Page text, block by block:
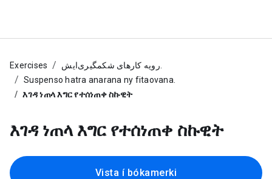
Exercises
Suspenso hatra anarana ny fitaovana.
እገዳ ነጠላ እግር የተሰነጠቀ ስኩዊት
እገዳ ነጠላ እግር የተሰነጠቀ ስኩዊት
Vista í bókamerki